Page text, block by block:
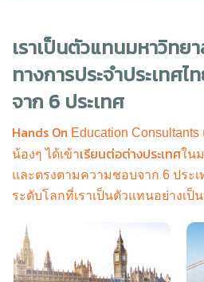
เราเป็นตัวแทนมหาวิทย
ทางการประจำประเทศ
จาก 6 ประเทศ
Hands On Education
น้องๆ ได้เข้าเรียนต่อต่างประเทศใน
และตรงตามความชอบจาก 6 ประ
ระดับโลกที่เราเป็นตัวแทนอย่างเป็